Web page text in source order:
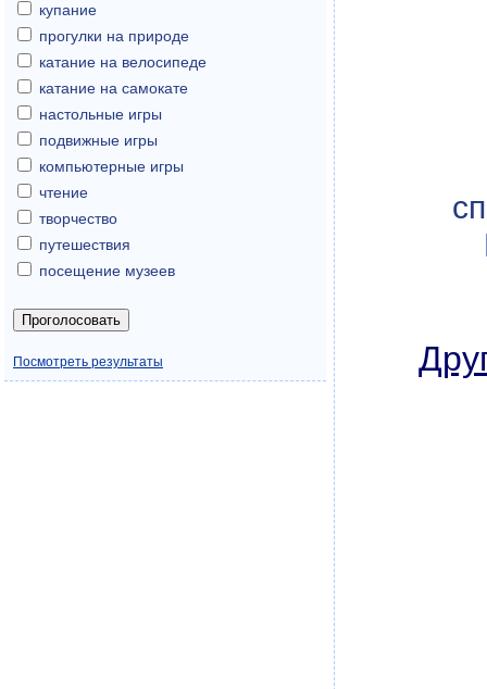
купание
прогулки на природе
катание на велосипеде
катание на самокате
настольные игры
подвижные игры
компьютерные игры
чтение
творчество
путешествия
посещение музеев
Посмотреть результаты